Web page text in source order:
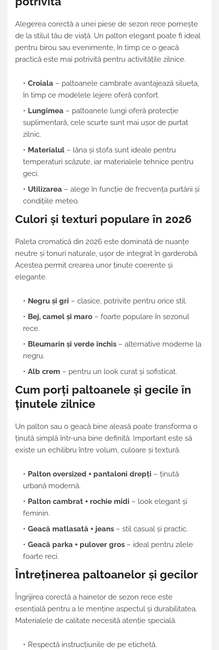
Alegerea corectă a unei piese de sezon rece pornește
de la stilul tău de viață. Un palton elegant poate fi ideal
pentru birou sau evenimente, în timp ce o geacă
practică este mai potrivită pentru activitățile zilnice.
Croiala – paltoanele cambrate avantajează silueta,
în timp ce modelele lejere oferă confort.
Lungimea – paltoanele lungi oferă protecție
suplimentară, cele scurte sunt mai ușor de purtat
zilnic.
Materialul – lâna și stofa sunt ideale pentru
temperaturi scăzute, iar materialele tehnice pentru
geci.
Utilizarea – alege în funcție de frecvența purtării și
condițiile meteo.
Culori și texturi populare în 2026
Paleta cromatică din 2026 este dominată de nuanțe
neutre și tonuri naturale, ușor de integrat în garderobă.
Acestea permit crearea unor ținute coerente și
elegante.
Negru și gri – clasice, potrivite pentru orice stil.
Bej, camel și maro – foarte populare în sezonul
rece.
Bleumarin și verde închis – alternative moderne la
negru.
Alb crem – pentru un look curat și sofisticat.
Cum porți paltoanele și gecile în
ținutele zilnice
Un palton sau o geacă bine aleasă poate transforma o
ținută simplă într-una bine definită. Important este să
existe un echilibru între volum, culoare și textură.
Palton oversized + pantaloni drepți – ținută
urbană modernă.
Palton cambrat + rochie midi – look elegant și
feminin.
Geacă matlasată + jeans – stil casual și practic.
Geacă parka + pulover gros – ideal pentru zilele
foarte reci.
Întreținerea paltoanelor și gecilor
Îngrijirea corectă a hainelor de sezon rece este
esențială pentru a le menține aspectul și durabilitatea.
Materialele de calitate necesită atenție specială.
Respectă instrucțiunile de pe etichetă.